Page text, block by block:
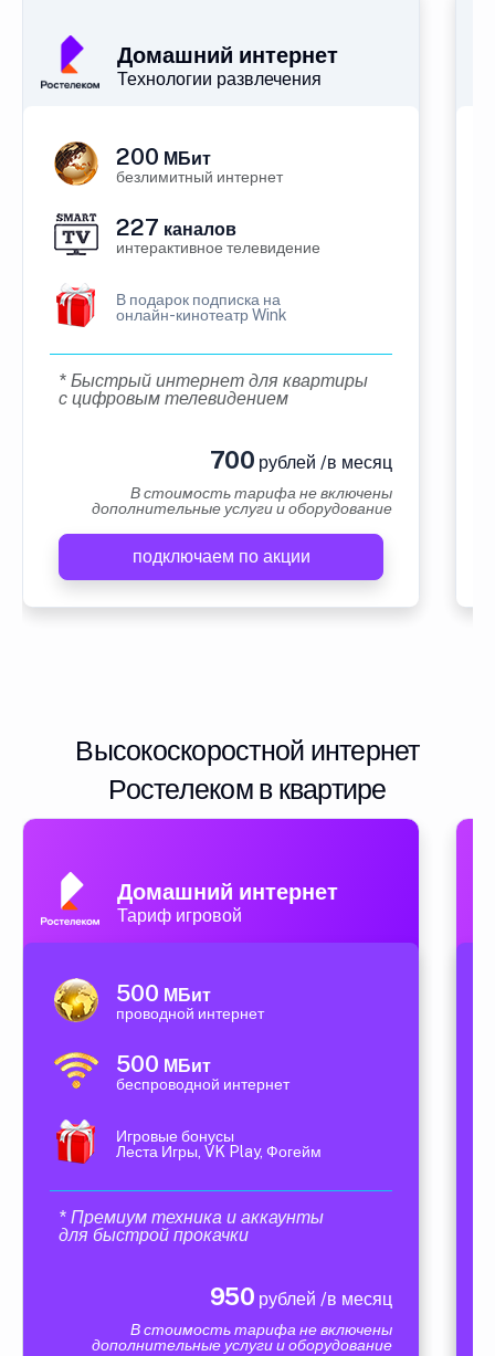
Домашний интернет
Технологии развлечения
200 МБит
безлимитный интернет
227 каналов
интерактивное телевидение
В подарок подписка на
онлайн-кинотеатр Wink
* Быстрый интернет для квартиры
с цифровым телевидением
700 рублей /в месяц
В стоимость тарифа не включены
дополнительные услуги и оборудование
подключаем по акции
Высокоскоростной интернет
Ростелеком в квартире
Домашний интернет
Тариф игровой
500 МБит
проводной интернет
500 МБит
беспроводной интернет
Игровые бонусы
Леста Игры, VK Play, Фогейм
* Премиум техника и аккаунты
для быстрой прокачки
950 рублей /в месяц
В стоимость тарифа не включены
дополнительные услуги и оборудование